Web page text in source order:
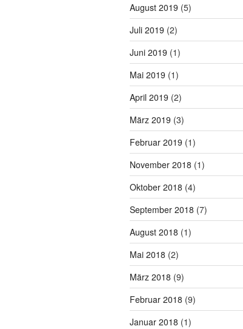
August 2019 (5)
Juli 2019 (2)
Juni 2019 (1)
Mai 2019 (1)
April 2019 (2)
März 2019 (3)
Februar 2019 (1)
November 2018 (1)
Oktober 2018 (4)
September 2018 (7)
August 2018 (1)
Mai 2018 (2)
März 2018 (9)
Februar 2018 (9)
Januar 2018 (1)